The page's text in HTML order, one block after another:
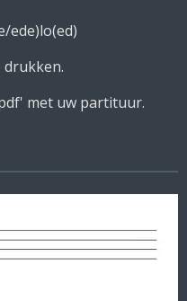
ede)lo(ed)
met uw partituur.